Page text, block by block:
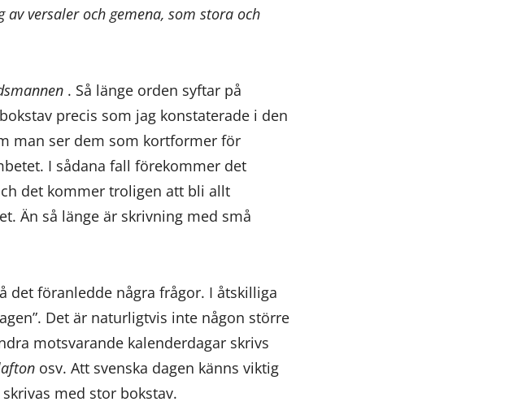
versaler och gemena, som stora och
. Så länge orden syftar på
precis som jag konstaterade i den
man ser dem som kortformer för
I sådana fall förekommer det
det kommer troligen att bli allt
Än så länge är skrivning med små
det föranledde några frågor. I åtskilliga
Det är naturligtvis inte någon större
motsvarande kalenderdagar skrivs
osv. Att svenska dagen känns viktig
med stor bokstav.